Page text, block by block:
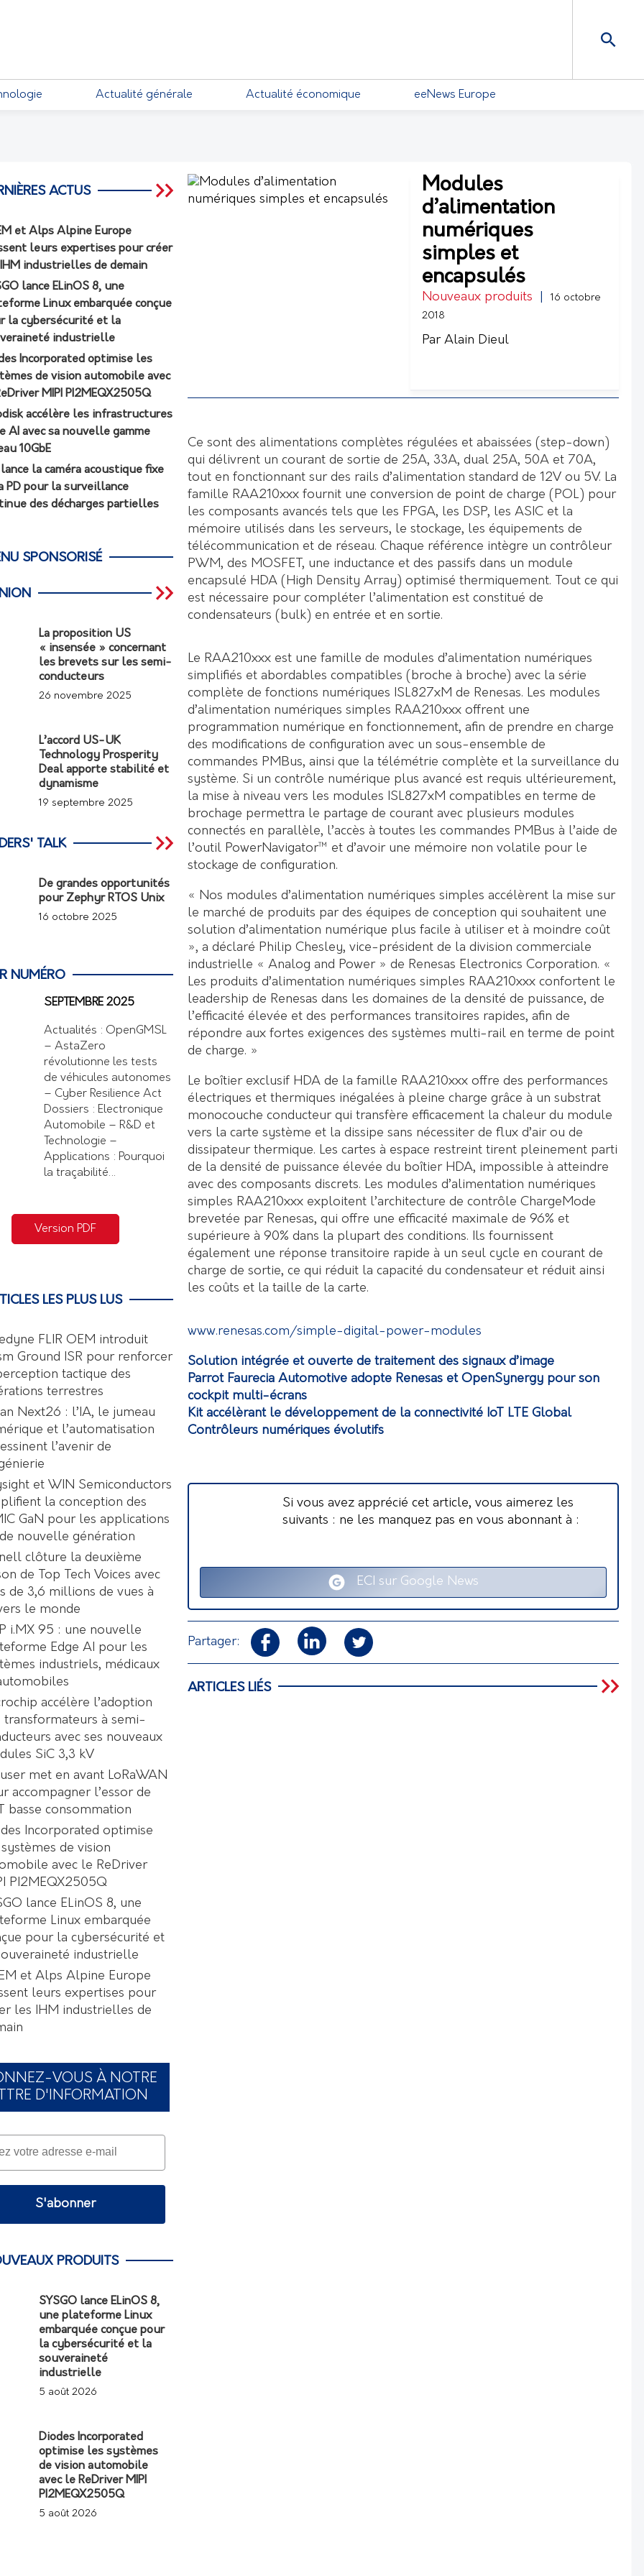
Actualité générale Actualité économique eeNews Europe
Modules
d’alimentation
numériques
simples et
encapsulés
Nouveaux produits
16 octobre
2018
Par Alain Dieul
Ce sont des alimentations complètes régulées et abaissées (step-down)
qui délivrent un courant de sortie de 25A, 33A, dual 25A, 50A et 70A,
tout en fonctionnant sur des rails d’alimentation standard de 12V ou 5V. La
famille RAA210xxx fournit une conversion de point de charge (POL) pour
les composants avancés tels que les FPGA, les DSP, les ASIC et la
mémoire utilisés dans les serveurs, le stockage, les équipements de
télécommunication et de réseau. Chaque référence intègre un contrôleur
PWM, des MOSFET, une inductance et des passifs dans un module
encapsulé HDA (High Density Array) optimisé thermiquement. Tout ce qui
est nécessaire pour compléter l’alimentation est constitué de
condensateurs (bulk) en entrée et en sortie.
Le RAA210xxx est une famille de modules d’alimentation numériques
simplifiés et abordables compatibles (broche à broche) avec la série
complète de fonctions numériques ISL827xM de Renesas. Les modules
d’alimentation numériques simples RAA210xxx offrent une
programmation numérique en fonctionnement, afin de prendre en charge
des modifications de configuration avec un sous-ensemble de
commandes PMBus, ainsi que la télémétrie complète et la surveillance du
système. Si un contrôle numérique plus avancé est requis ultérieurement,
la mise à niveau vers les modules ISL827xM compatibles en terme de
brochage permettra le partage de courant avec plusieurs modules
connectés en parallèle, l’accès à toutes les commandes PMBus à l’aide de
l’outil PowerNavigator™ et d’avoir une mémoire non volatile pour le
stockage de configuration.
« Nos modules d’alimentation numériques simples accélèrent la mise sur
le marché de produits par des équipes de conception qui souhaitent une
solution d’alimentation numérique plus facile à utiliser et à moindre coût
», a déclaré Philip Chesley, vice-président de la division commerciale
industrielle « Analog and Power » de Renesas Electronics Corporation. «
Les produits d’alimentation numériques simples RAA210xxx confortent le
leadership de Renesas dans les domaines de la densité de puissance, de
l’efficacité élevée et des performances transitoires rapides, afin de
répondre aux fortes exigences des systèmes multi-rail en terme de point
de charge. »
Le boîtier exclusif HDA de la famille RAA210xxx offre des performances
électriques et thermiques inégalées à pleine charge grâce à un substrat
monocouche conducteur qui transfère efficacement la chaleur du module
vers la carte système et la dissipe sans nécessiter de flux d’air ou de
dissipateur thermique. Les cartes à espace restreint tirent pleinement parti
de la densité de puissance élevée du boîtier HDA, impossible à atteindre
avec des composants discrets. Les modules d’alimentation numériques
simples RAA210xxx exploitent l’architecture de contrôle ChargeMode
brevetée par Renesas, qui offre une efficacité maximale de 96% et
supérieure à 90% dans la plupart des conditions. Ils fournissent
également une réponse transitoire rapide à un seul cycle en courant de
charge de sortie, ce qui réduit la capacité du condensateur et réduit ainsi
les coûts et la taille de la carte.
www.renesas.com/simple-digital-power-modules
Solution intégrée et ouverte de traitement des signaux d’image
Parrot Faurecia Automotive adopte Renesas et OpenSynergy pour son
cockpit multi-écrans
Kit accélèrant le développement de la connectivité IoT LTE Global
Contrôleurs numériques évolutifs
Si vous avez apprécié cet article, vous aimerez les
suivants : ne les manquez pas en vous abonnant à :
ECI sur Google News
Partager:
ARTICLES LIÉS
ACTUS
et Alps Alpine Europe
leurs expertises pour créer
industrielles de demain
lance ELinOS 8, une
Linux embarquée conçue
la cybersécurité et la
industrielle
Incorporated optimise les
de vision automobile avec
MIPI PI2MEQX2505Q
accélère les infrastructures
AI avec sa nouvelle gamme
10GbE
la caméra acoustique fixe
PD pour la surveillance
des décharges partielles
SPONSORISÉ
La proposition US
« insensée » concernant
les brevets sur les semi-
conducteurs
26 novembre 2025
L’accord US-UK
Technology Prosperity
Deal apporte stabilité et
dynamisme
19 septembre 2025
TALK
De grandes opportunités
pour Zephyr RTOS Unix
16 octobre 2025
NUMÉRO
SEPTEMBRE 2025
Actualités : OpenGMSL
– AstaZero
révolutionne les tests
de véhicules autonomes
– Cyber Resilience Act
Dossiers : Electronique
Automobile – R&D et
Technologie –
Applications : Pourquoi
la traçabilité…
Version PDF
LES PLUS LUS
FLIR OEM introduit
Ground ISR pour renforcer
tactique des
terrestres
Next26 : l’IA, le jumeau
et l’automatisation
l’avenir de
et WIN Semiconductors
la conception des
GaN pour les applications
nouvelle génération
clôture la deuxième
de Top Tech Voices avec
de 3,6 millions de vues à
le monde
i.MX 95 : une nouvelle
Edge AI pour les
industriels, médicaux
accélère l’adoption
transformateurs à semi-
avec ses nouveaux
SiC 3,3 kV
met en avant LoRaWAN
accompagner l’essor de
basse consommation
Incorporated optimise
de vision
avec le ReDriver
PI2MEQX2505Q
lance ELinOS 8, une
Linux embarquée
pour la cybersécurité et
industrielle
et Alps Alpine Europe
leurs expertises pour
les IHM industrielles de
VOUS À NOTRE
D'INFORMATION
S'abonner
PRODUITS
SYSGO lance ELinOS 8,
une plateforme Linux
embarquée conçue pour
la cybersécurité et la
souveraineté
industrielle
5 août 2026
Diodes Incorporated
optimise les systèmes
de vision automobile
avec le ReDriver MIPI
PI2MEQX2505Q
5 août 2026